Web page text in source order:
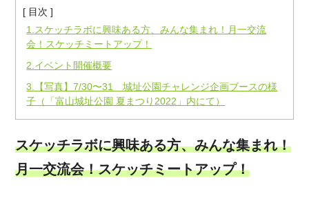
[ 目次 ]
1.スケッチラボに興味ある方、みんな集まれ！月一交流
会！スケッチミートアップ！
2.イベント開催概要
3.【写真】7/30〜31 城址公園チャレンジ企画ブースの様
子（「富山城址公園 夏まつり2022」内にて）
スケッチラボに興味ある方、みんな集まれ！
月一交流会！スケッチミートアップ！